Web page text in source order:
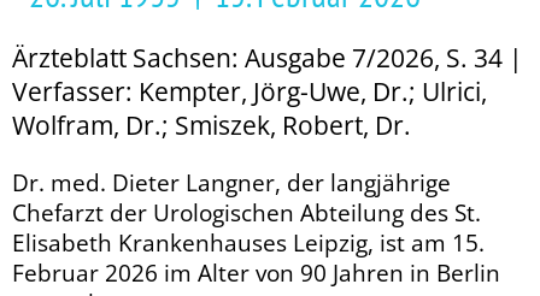
Ärzteblatt Sachsen: Ausgabe 7/2026, S. 34 |
Verfasser: Kempter, Jörg-Uwe, Dr.; Ulrici,
Wolfram, Dr.; Smiszek, Robert, Dr.
Dr. med. Dieter Langner, der langjährige
Chefarzt der Urologischen Abteilung des St.
Elisabeth Krankenhauses Leipzig, ist am 15.
Februar 2026 im Alter von 90 Jahren in Berlin